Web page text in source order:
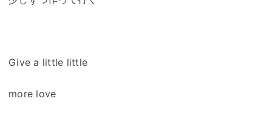
Give a little little
more love